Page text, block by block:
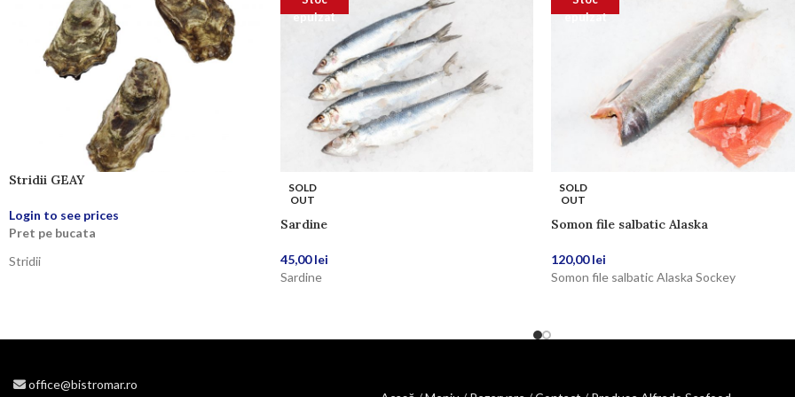
Stridii GEAY
Login to see prices
Pret pe bucata
Stridii
epuizat
SOLD
OUT
Sardine
45,00lei
Sardine
epuizat
SOLD
OUT
Somon file salbatic Alaska
120,00lei
Somon file salbatic Alaska Sockey
office@bistromar.ro